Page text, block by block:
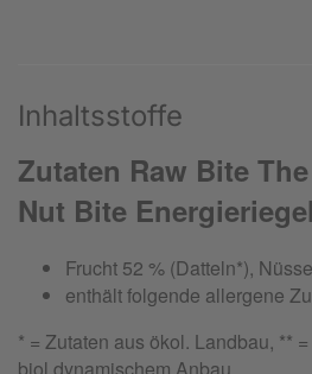
Inhaltsstoffe